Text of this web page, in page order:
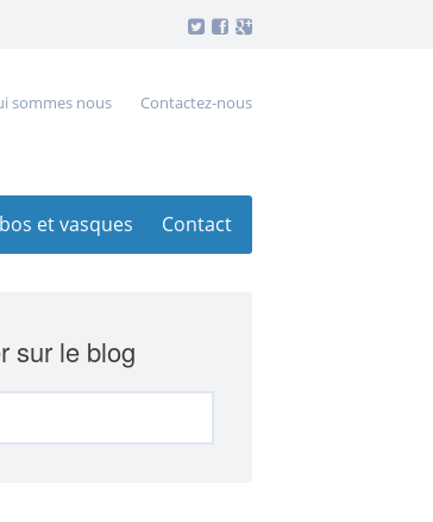
sommes nous Contactez-nous
et vasques Contact
sur le blog